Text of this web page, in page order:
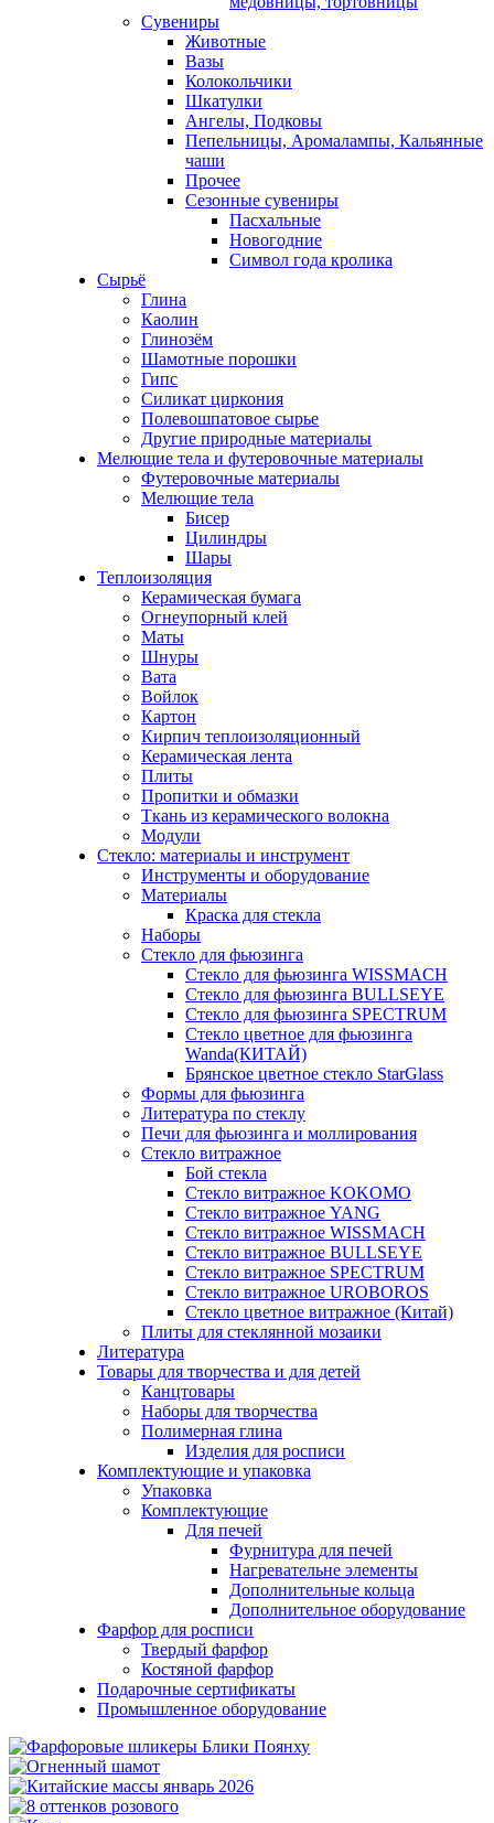
Сувениры
Животные
Вазы
Колокольчики
Шкатулки
Ангелы, Подковы
Пепельницы, Аромалампы, Кальянные
чаши
Прочее
Сезонные сувениры
Пасхальные
Новогодние
Символ года кролика
Сырьё
Глина
Каолин
Глинозём
Шамотные порошки
Гипс
Силикат циркония
Полевошпатовое сырье
Другие природные материалы
Мелющие тела и футеровочные материалы
Футеровочные материалы
Мелющие тела
Бисер
Цилиндры
Шары
Теплоизоляция
Керамическая бумага
Огнеупорный клей
Маты
Шнуры
Вата
Войлок
Картон
Кирпич теплоизоляционный
Керамическая лента
Плиты
Пропитки и обмазки
Ткань из керамического волокна
Модули
Стекло: материалы и инструмент
Инструменты и оборудование
Материалы
Краска для стекла
Наборы
Стекло для фьюзинга
Стекло для фьюзинга WISSMACH
Стекло для фьюзинга BULLSEYE
Стекло для фьюзинга SPECTRUM
Стекло цветное для фьюзинга
Wanda(КИТАЙ)
Брянское цветное стекло StarGlass
Формы для фьюзинга
Литература по стеклу
Печи для фьюзинга и моллирования
Стекло витражное
Бой стекла
Стекло витражное KOKOMO
Стекло витражное YANG
Стекло витражное WISSMACH
Стекло витражное BULLSEYE
Стекло витражное SPECTRUM
Стекло витражное UROBOROS
Стекло цветное витражное (Китай)
Плиты для стеклянной мозаики
Литература
Товары для творчества и для детей
Канцтовары
Наборы для творчества
Полимерная глина
Изделия для росписи
Комплектующие и упаковка
Упаковка
Комплектующие
Для печей
Фурнитура для печей
Нагревательне элементы
Дополнительные кольца
Дополнительное оборудование
Фарфор для росписи
Твердый фарфор
Костяной фарфор
Подарочные сертификаты
Промышленное оборудование